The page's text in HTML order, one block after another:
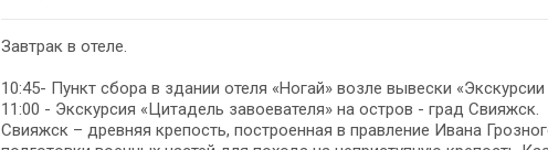
Завтрак в отеле.
10:45- Пункт сбора в здании отеля «Ногай» возле вывески
11:00 - Экскурсия «Цитадель завоевателя» на остров - град Свияжск.
Свияжск – древняя крепость, построенная в правление Ивана